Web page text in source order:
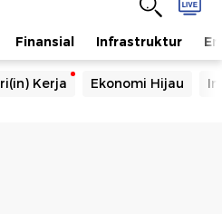
Finansial Infrastruktur
Kerja Ekonomi Hijau